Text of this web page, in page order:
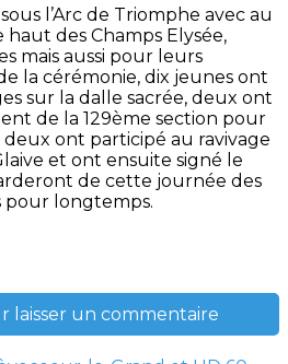
l’Arc de Triomphe avec au
des Champs Elysée,
mais aussi pour leurs
la cérémonie, dix jeunes ont
sur la dalle sacrée, deux ont
de la 129ème section pour
ont participé au ravivage
et ont ensuite signé le
de cette journée des
pour longtemps.
laisser un commentaire